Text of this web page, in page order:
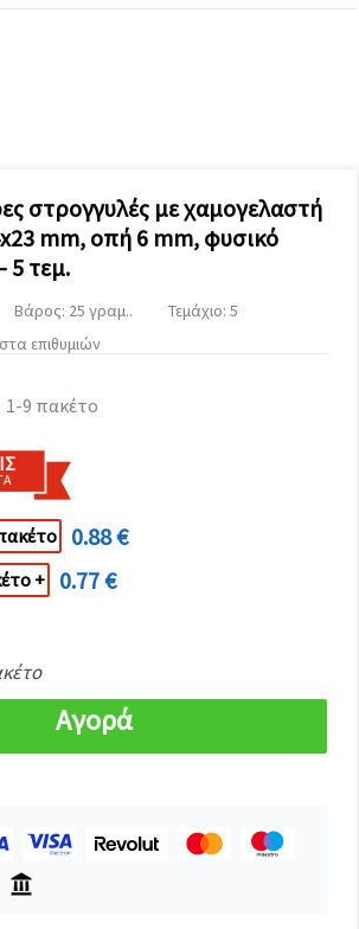
στρογγυλές με χαμογελαστή
mm, οπή 6 mm, φυσικό
5 τεμ.
Βάρος: 25 γραμ..
Τεμάχιο: 5
επιθυμιών
1-9 πακέτο
0.88 €
+ 0.77 €
Αγορά